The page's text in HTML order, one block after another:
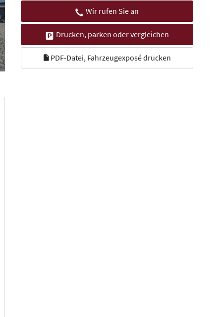
Wir rufen Sie an
Drucken, parken oder vergleichen
PDF-Datei, Fahrzeugexposé drucken